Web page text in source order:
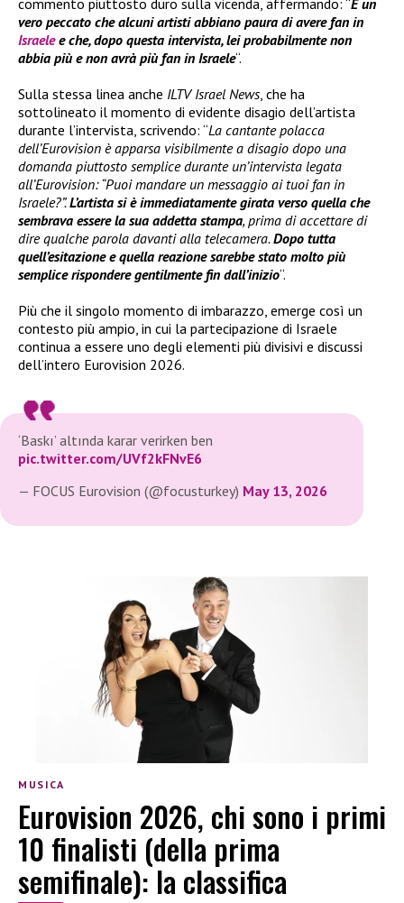
commento piuttosto duro sulla vicenda, affermando: “È un
vero peccato che alcuni artisti abbiano paura di avere fan in
Israelee che, dopo questa intervista, lei probabilmente non
abbia più e non avrà più fan in Israele“.
Sulla stessa linea anche ILTV Israel News, che ha
sottolineato il momento di evidente disagio dell’artista
durante l’intervista, scrivendo: “La cantante polacca
dell’Eurovision è apparsa visibilmente a disagio dopo una
domanda piuttosto semplice durante un’intervista legata
all’Eurovision: “Puoi mandare un messaggio ai tuoi fan in
Israele?”.L’artista si è immediatamente girata verso quella che
sembrava essere la sua addetta stampa, prima di accettare di
dire qualche parola davanti alla telecamera.Dopo tutta
quell’esitazione e quella reazione sarebbe stato molto più
semplice rispondere gentilmente fin dall’inizio“.
Più che il singolo momento di imbarazzo, emerge così un
contesto più ampio, in cui la partecipazione di Israele
continua a essere uno degli elementi più divisivi e discussi
dell’intero Eurovision 2026.
‘Baskı’ altında karar verirken ben
pic.twitter.com/UVf2kFNvE6
— FOCUS Eurovision (@focusturkey) May 13, 2026
MUSICA
Eurovision 2026, chi sono i primi
10 finalisti (della prima
semifinale): la classifica